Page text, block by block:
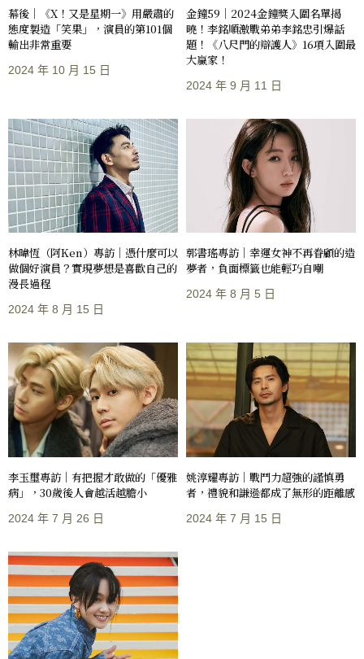
幕後｜《X！又是星期一》用嚴肅的
態度製造「笑果」，演員的第101個
輸出非常重要
2024 年 10 月 15 日
金鐘59｜2024金鐘獎入圍名單揭
曉！李銘順激戰弟弟李銘忠引爆話
題！《八尺門的辯護人》16項入圍最
大贏家！
2024 年 9 月 11 日
林暐恆（阿Ken）專訪｜憑什麼可以
做個好演員？實現夢想是喜歡自己的
漫長過程
2024 年 8 月 15 日
郭書瑤專訪｜幸運女神不再眷顧的造
夢者，負面標籤也能輕巧自嘲
2024 年 8 月 5 日
李玉璽專訪｜有把握才敢做的「優雅
病」，30歲後人會越活越膽小
2024 年 7 月 26 日
姚淳耀專訪｜戰鬥力超強的謹慎勇
者，禮貌和謙遜都成了無形的距離感
2024 年 7 月 15 日